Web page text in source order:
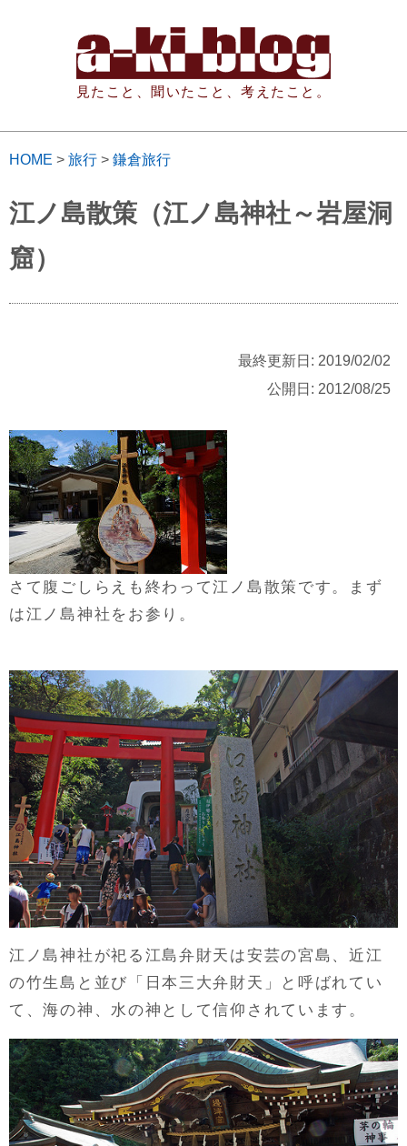
見たこと、聞いたこと、考えたこと。
HOME > 旅行 > 鎌倉旅行
江ノ島散策（江ノ島神社～岩屋洞
窟）
最終更新日: 2019/02/02
公開日: 2012/08/25
さて腹ごしらえも終わって江ノ島散策です。まず
は江ノ島神社をお参り。
江ノ島神社が祀る江島弁財天は安芸の宮島、近江
の竹生島と並び「日本三大弁財天」と呼ばれてい
て、海の神、水の神として信仰されています。